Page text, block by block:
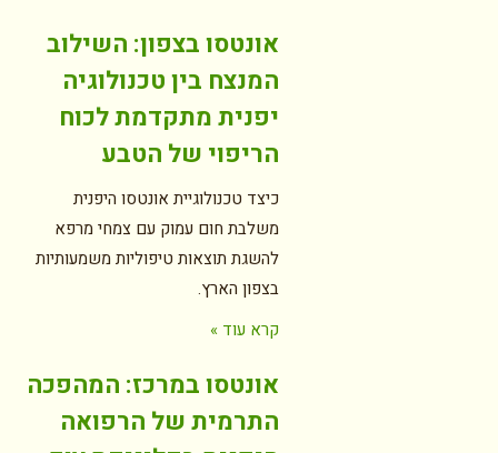
אונטסו בצפון: השילוב
המנצח בין טכנולוגיה
יפנית מתקדמת לכוח
הריפוי של הטבע
כיצד טכנולוגיית אונטסו היפנית
משלבת חום עמוק עם צמחי מרפא
להשגת תוצאות טיפוליות משמעותיות
בצפון הארץ.
קרא עוד »
אונטסו במרכז: המהפכה
התרמית של הרפואה